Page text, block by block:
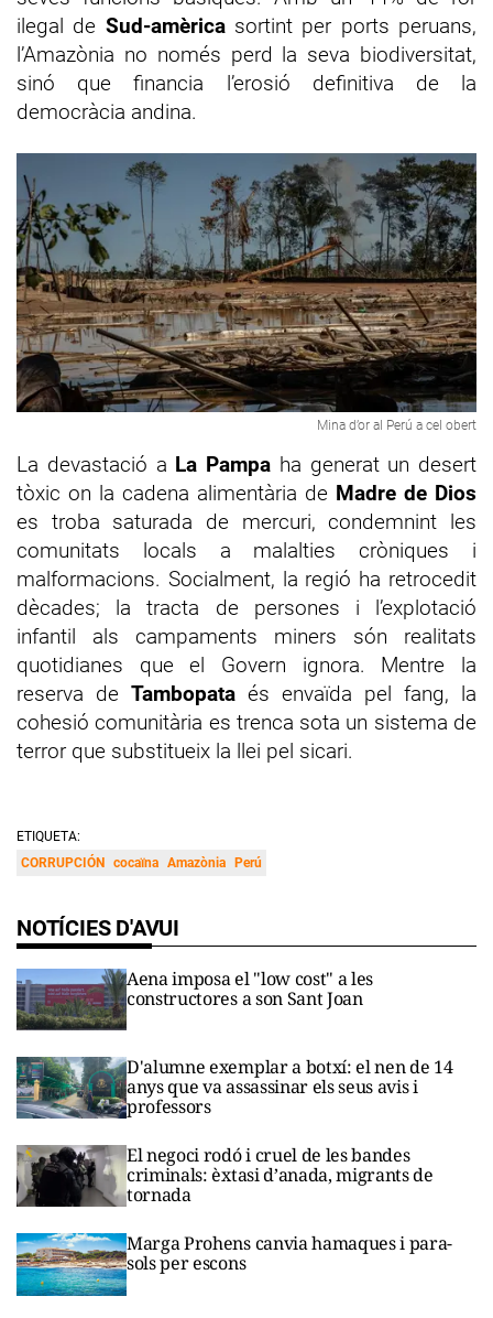
ilegal de Sud-amèricasortint per ports peruans,
l’Amazònia no només perd la seva biodiversitat,
sinó que financia l’erosió definitiva de la
democràcia andina.
Mina d’or al Perú a cel obert
La devastació a La Pampa ha generat un desert
tòxic on la cadena alimentària de Madre de Dios
es troba saturada de mercuri, condemnint les
comunitats locals a malalties cròniques i
malformacions. Socialment, la regió ha retrocedit
dècades; la tracta de persones i l’explotació
infantil als campaments miners són realitats
quotidianes que el Govern ignora. Mentre la
reserva de Tambopata és envaïda pel fang, la
cohesió comunitària es trenca sota un sistema de
terror que substitueix la llei pel sicari.
ETIQUETA:
CORRUPCIÓN cocaïna Amazònia Perú
NOTÍCIES D'AVUI
Aena imposa el "low cost" a les
constructores a son Sant Joan
D'alumne exemplar a botxí: el nen de 14
anys que va assassinar els seus avis i
professors
El negoci rodó i cruel de les bandes
criminals: èxtasi d’anada, migrants de
tornada
Marga Prohens canvia hamaques i para-
sols per escons